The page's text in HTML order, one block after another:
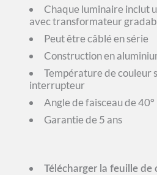
Chaque luminaire inclut
avec transformateur
Peut être câblé en série
Construction en
Température de couleur
interrupteur
Angle de faisceau de 40°
Garantie de 5 ans
Télécharger la feuille de